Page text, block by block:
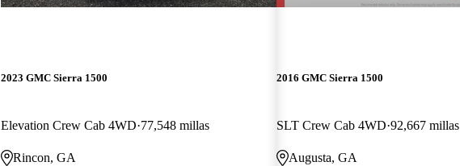
2023 GMC Sierra 1500
Elevation Crew Cab 4WD 77,548 millas
Rincon, GA
2016 GMC Sierra 1500
SLT Crew Cab 4WD 92,667 millas
Augusta, GA